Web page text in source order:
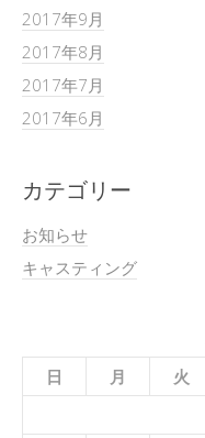
2017年9月
2017年8月
2017年7月
2017年6月
カテゴリー
お知らせ
キャスティング
日
月 火